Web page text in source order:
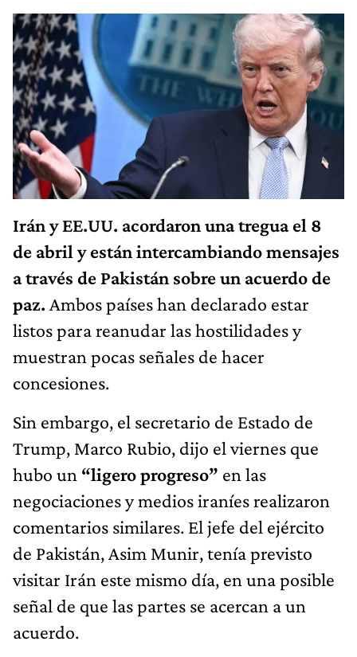
Irán y EE.UU. acordaron una tregua el 8
de abril y están intercambiando mensajes
a través de Pakistán sobre un acuerdo de
paz. Ambos países han declarado estar
listos para reanudar las hostilidades y
muestran pocas señales de hacer
concesiones.
Sin embargo, el secretario de Estado de
Trump, Marco Rubio, dijo el viernes que
hubo un “ligero progreso” en las
negociaciones y medios iraníes realizaron
comentarios similares. El jefe del ejército
de Pakistán, Asim Munir, tenía previsto
visitar Irán este mismo día, en una posible
señal de que las partes se acercan a un
acuerdo.